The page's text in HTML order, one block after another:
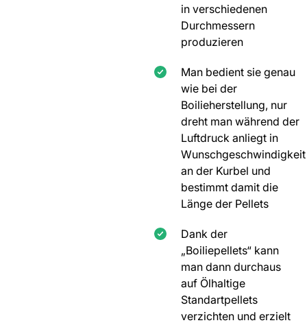
in verschiedenen
Durchmessern
produzieren
Man bedient sie genau
wie bei der
Boilieherstellung, nur
dreht man während der
Luftdruck anliegt in
Wunschgeschwindigkeit
an der Kurbel und
bestimmt damit die
Länge der Pellets
Dank der
„Boiliepellets“ kann
man dann durchaus
auf Ölhaltige
Standartpellets
verzichten und erzielt